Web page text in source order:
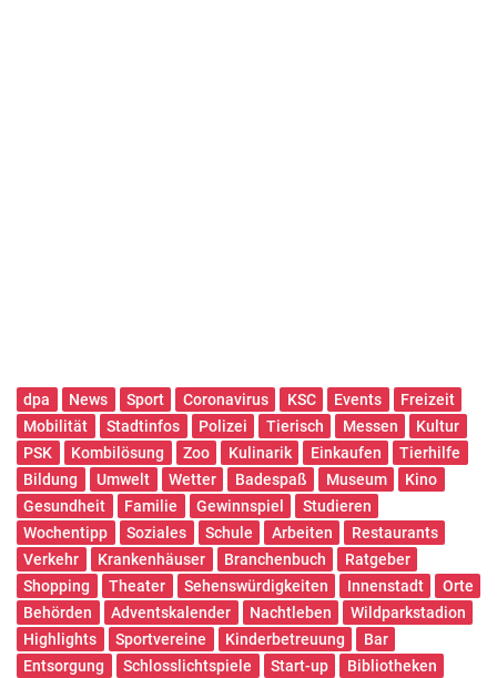
dpa News Sport Coronavirus KSC Events
Freizeit
Mobilität
Stadtinfos Polizei Tierisch Messen
Kultur
PSK
Kombilösung Zoo Kulinarik Einkaufen
Tierhilfe
Bildung
Umwelt Wetter Badespaß Museum
Kino
Gesundheit
Familie Gewinnspiel
Studieren
Wochentipp
Soziales Schule Arbeiten
Restaurants
Verkehr
Krankenhäuser Branchenbuch
Ratgeber
Shopping
Theater Sehenswürdigkeiten Innenstadt
Orte
Behörden
Adventskalender Nachtleben
Wildparkstadion
Highlights
Sportvereine Kinderbetreuung
Bar
Entsorgung
Schlosslichtspiele Start-up
Bibliotheken